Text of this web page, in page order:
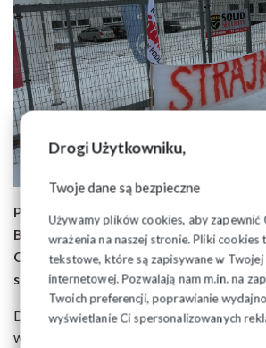
Drogi Użytkowniku,
Twoje dane są bezpieczne
Używamy plików cookies, aby zapewnić
wrażenia na naszej stronie. Pliki cookies
tekstowe, które są zapisywane w
internetowej. Pozwalają nam m.in. na
Twoich preferencji, poprawianie
wyświetlanie Ci spersonalizowanych
Prawie wszyscy pracownicy produkcji ze
BISON, tj. FPiU Bison-Bial, Bison, Bison
Odlewna Białystok, przystąpili w dniu
strajkowej.
Dotychczasowe negocjacje płacowe,
wynagrodzeń pracowniczych nie